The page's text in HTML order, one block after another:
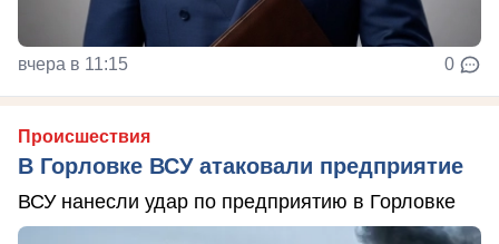
вчера в 11:15 0
Происшествия
В Горловке ВСУ атаковали предприятие
ВСУ нанесли удар по предприятию в Горловке